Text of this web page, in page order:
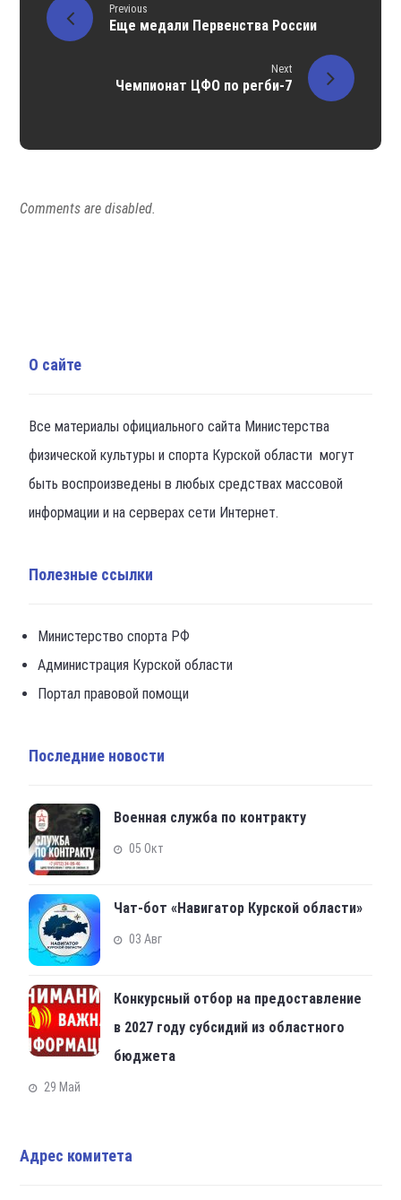
Previous
Еще медали Первенства России
Next
Чемпионат ЦФО по регби-7
Comments are disabled.
О сайте
Все материалы официального сайта Министерства
физической культуры и спорта Курской области могут
быть воспроизведены в любых средствах массовой
информации и на серверах сети Интернет.
Полезные ссылки
Министерство спорта РФ
Администрация Курской области
Портал правовой помощи
Последние новости
Военная служба по контракту
05 Окт
Чат-бот «Навигатор Курской области»
03 Авг
Конкурсный отбор на предоставление
в 2027 году субсидий из областного
бюджета
29 Май
Адрес комитета